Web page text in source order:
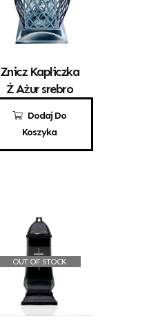
Dodaj Do
Koszyka
Znicz Kapliczka
Ż Ażur srebro
50,00 zł
OUT OF STOCK